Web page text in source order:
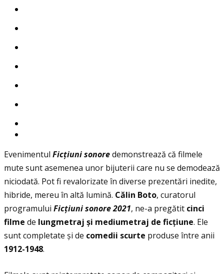
Evenimentul Ficţiuni sonoredemonstrează că filmele
mute sunt asemenea unor bijuterii care nu se demodează
niciodată. Pot fi revalorizate în diverse prezentări inedite,
hibride, mereu în altă lumină. Călin Boto, curatorul
programului Ficţiuni sonore2021, ne-a pregătit cinci
filme de lungmetraj și mediumetraj de ficțiune. Ele
sunt completate și de comedii scurte produse între anii
1912-1948.